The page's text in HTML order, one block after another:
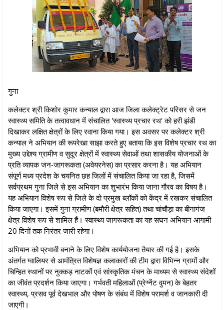
गुना
कलेक्टर श्री किशोर कुमार कन्याल द्वारा आज जिला कलेक्‍ट्रेट परिसर से जन
स्वास्थ्य समिति के तत्वावधान में संचालित 'स्वास्थ्य प्रचार रथ' को हरी झंडी
दिखाकर लक्षित क्षेत्रों के लिए रवाना किया गया। इस अवसर पर कलेक्टर श्री
कन्याल ने अभियान की रूपरेखा साझा करते हुए बताया कि इस विशेष प्रचार रथ का
मुख्य उद्देश्य ग्रामीण व सुदूर क्षेत्रों में स्वास्थ्य सेवाओं तथा शासकीय योजनाओं के
प्रति व्यापक जन-जागरूकता (अवेयरनेस) का प्रसार करना है। यह अभियान
संपूर्ण मध्य प्रदेश के चयनित छह जिलों में संचालित किया जा रहा है, जिसमें
सर्वप्रथम गुना जिले से इस अभियान का शुभारंभ किया जाना गौरव का विषय है।
यह अभियान विशेष रूप से जिले के दो प्रमुख ब्लॉकों को केंद्र में रखकर संचालित
किया जाएगा। इसमें गुना ग्रामीण (बमौरी क्षेत्र सहित) तथा चांचौड़ा का बीनागंज
क्षेत्र विशेष रूप से शामिल हैं। स्वास्थ्य जागरूकता का यह सघन अभियान आगामी
20 दिनों तक निरंतर जारी रहेगा।
अभियान को प्रभावी बनाने के लिए विशेष कार्ययोजना तैयार की गई है। इसके
अंतर्गत ग्वालियर से आमंत्रित विशेषज्ञ कलाकारों की टीम द्वारा विभिन्न ग्रामों और
चिन्हित स्थानों पर नुक्कड़ नाटकों एवं सांस्कृतिक मंचन के माध्यम से स्वास्थ्य संदेशों
का जीवंत प्रदर्शन किया जाएगा। गर्भवती महिलाओं (प्रेग्नेंट वुमन) के बेहतर
स्वास्थ्य, प्रसव पूर्व देखभाल और पोषण के संबंध में विशेष परामर्श व जानकारी दी
जाएगी।